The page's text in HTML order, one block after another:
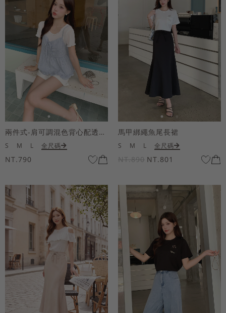
兩件式-肩可調混色背心配透膚短袖上衣
S M L 全尺碼
NT.790
馬甲綁繩魚尾長裙
S M L 全尺碼
NT.890 NT.801